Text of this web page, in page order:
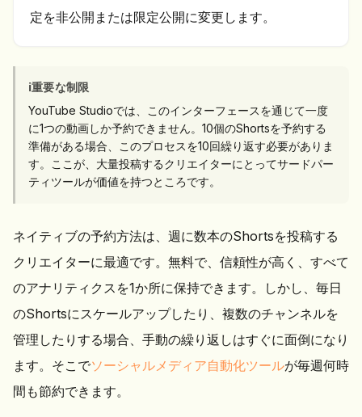
定を非公開または限定公開に変更します。
ℹ️重要な制限
YouTube Studioでは、このインターフェースを通じて一度
に1つの動画しか予約できません。10個のShortsを予約する
準備がある場合、このプロセスを10回繰り返す必要がありま
す。ここが、大量投稿するクリエイターにとってサードパー
ティツールが価値を持つところです。
ネイティブの予約方法は、週に数本のShortsを投稿する
クリエイターに最適です。無料で、信頼性が高く、すべて
のアナリティクスを1か所に保持できます。しかし、毎日
のShortsにスケールアップしたり、複数のチャンネルを
管理したりする場合、手動の繰り返しはすぐに面倒になり
ます。そこでソーシャルメディア自動化ツールが毎週何時
間も節約できます。